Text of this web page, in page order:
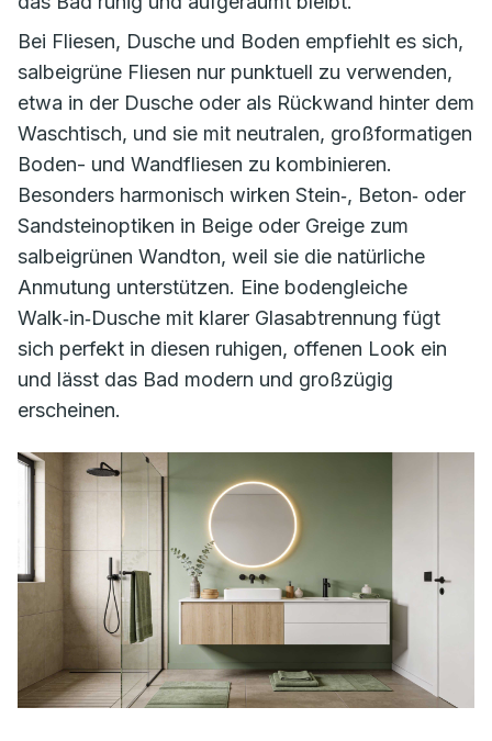
Bei Fliesen, Dusche und Boden empfiehlt es sich,
salbeigrüne Fliesen nur punktuell zu verwenden,
etwa in der Dusche oder als Rückwand hinter dem
Waschtisch, und sie mit neutralen, großformatigen
Boden- und Wandfliesen zu kombinieren.
Besonders harmonisch wirken Stein‑, Beton‑ oder
Sandsteinoptiken in Beige oder Greige zum
salbeigrünen Wandton, weil sie die natürliche
Anmutung unterstützen. Eine bodengleiche
Walk‑in‑Dusche mit klarer Glasabtrennung fügt
sich perfekt in diesen ruhigen, offenen Look ein
und lässt das Bad modern und großzügig
erscheinen.